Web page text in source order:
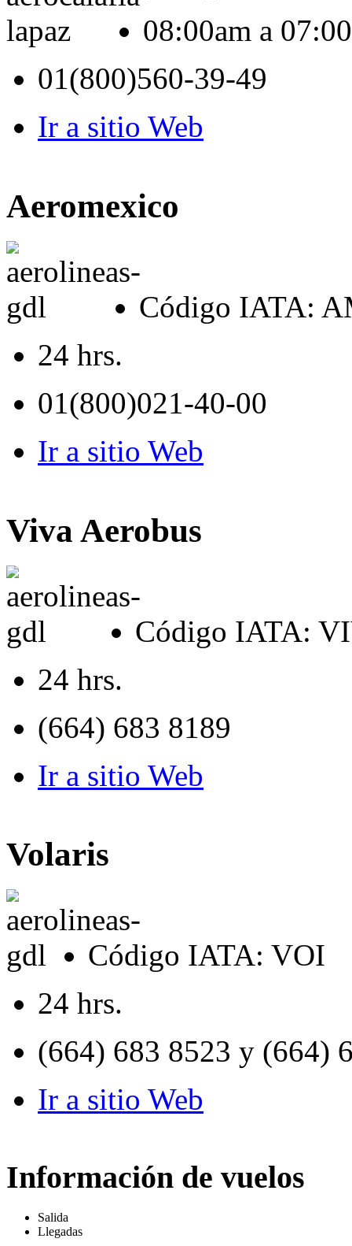
08:00am a
01(800)560-39-49
Ir a sitio Web
Aeromexico
Código IATA:
24 hrs.
01(800)021-40-00
Ir a sitio Web
Viva Aerobus
Código IATA:
24 hrs.
(664) 683 8189
Ir a sitio Web
Volaris
Código IATA: VOI
24 hrs.
(664) 683 8523 y (664)
Ir a sitio Web
Información de vuelos
Salida
Llegadas